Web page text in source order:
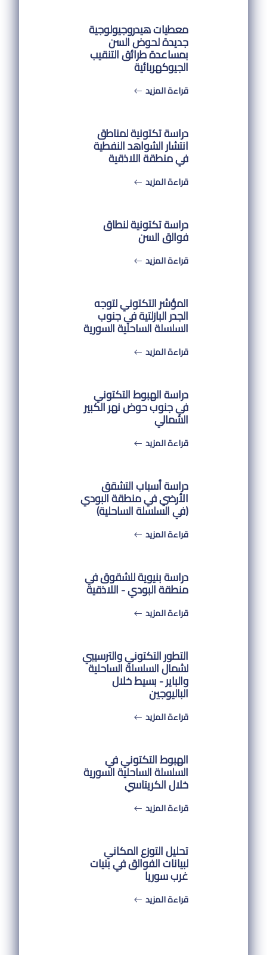
معطيات هيدروجيولوجية
جديدة لحوض السن
بمساعدة طرائق التنقيب
الجيوكهربائية
قراءة المزيد
دراسة تكتونية لمناطق
انتشار الشواهد النفطية
في منطقة اللاذقية
قراءة المزيد
دراسة تكتونية لنطاق
فوالق السن
قراءة المزيد
المؤشر التكتوني لتوجه
الجدر البازلتية في جنوب
السلسلة الساحلية السورية
قراءة المزيد
دراسة الهبوط التكتوني
في جنوب حوض نهر الكبير
الشمالي
قراءة المزيد
دراسة أسباب التشقق
الأرضي في منطقة البودي
(في السلسلة الساحلية)
قراءة المزيد
دراسة بنيوية للشقوق في
منطقة البودي - اللاذقية
قراءة المزيد
التطور التكتوني والترسيبي
لشمال السلسلة الساحلية
والباير - بسيط خلال
الباليوجين
قراءة المزيد
الهبوط التكتوني في
السلسلة الساحلية السورية
خلال الكريتاسي
قراءة المزيد
تحليل التوزع المكاني
لبيانات الفوالق في بنيات
غرب سوريا
قراءة المزيد